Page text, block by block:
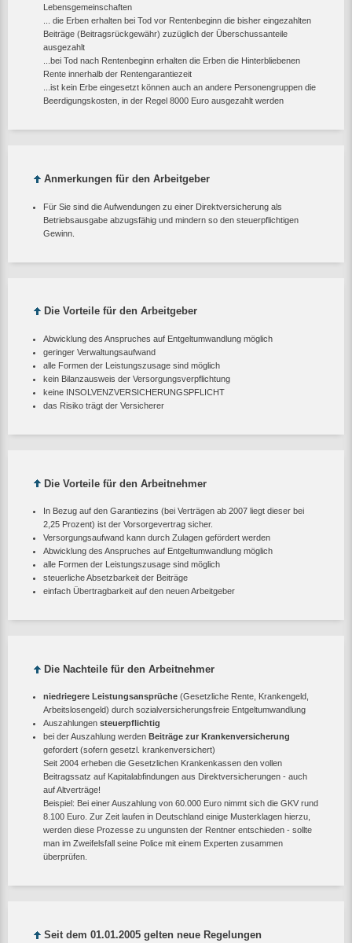
Lebensgemeinschaften
... die Erben erhalten bei Tod vor Rentenbeginn die bisher eingezahlten
Beiträge (Beitragsrückgewähr) zuzüglich der Überschussanteile
ausgezahlt
...bei Tod nach Rentenbeginn erhalten die Erben die Hinterbliebenen
Rente innerhalb der Rentengarantiezeit
...ist kein Erbe eingesetzt können auch an andere Personengruppen die
Beerdigungskosten, in der Regel 8000 Euro ausgezahlt werden
Anmerkungen für den Arbeitgeber
Für Sie sind die Aufwendungen zu einer Direktversicherung als
Betriebsausgabe abzugsfähig und mindern so den steuerpflichtigen
Gewinn.
Die Vorteile für den Arbeitgeber
Abwicklung des Anspruches auf Entgeltumwandlung möglich
geringer Verwaltungsaufwand
alle Formen der Leistungszusage sind möglich
kein Bilanzausweis der Versorgungsverpflichtung
keine INSOLVENZVERSICHERUNGSPFLICHT
das Risiko trägt der Versicherer
Die Vorteile für den Arbeitnehmer
In Bezug auf den Garantiezins (bei Verträgen ab 2007 liegt dieser bei
2,25 Prozent) ist der Vorsorgevertrag sicher.
Versorgungsaufwand kann durch Zulagen gefördert werden
Abwicklung des Anspruches auf Entgeltumwandlung möglich
alle Formen der Leistungszusage sind möglich
steuerliche Absetzbarkeit der Beiträge
einfach Übertragbarkeit auf den neuen Arbeitgeber
Die Nachteile für den Arbeitnehmer
niedriegere Leistungsansprüche (Gesetzliche Rente, Krankengeld,
Arbeitslosengeld) durch sozialversicherungsfreie Entgeltumwandlung
Auszahlungen steuerpflichtig
bei der Auszahlung werden Beiträge zur Krankenversicherung
gefordert (sofern gesetzl. krankenversichert)
Seit 2004 erheben die Gesetzlichen Krankenkassen den vollen
Beitragssatz auf Kapitalabfindungen aus Direktversicherungen - auch
auf Altverträge!
Beispiel: Bei einer Auszahlung von 60.000 Euro nimmt sich die GKV rund
8.100 Euro. Zur Zeit laufen in Deutschland einige Musterklagen hierzu,
werden diese Prozesse zu ungunsten der Rentner entschieden - sollte
man im Zweifelsfall seine Police mit einem Experten zusammen
überprüfen.
Seit dem 01.01.2005 gelten neue Regelungen